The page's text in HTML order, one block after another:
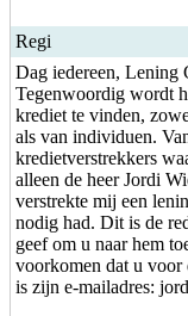
Regi
Dag iedereen, Lening
Tegenwoordig wordt
krediet te vinden,
als van individuen.
kredietverstrekkers
alleen de heer Jordi
verstrekte mij een
nodig had. Dit is de
geef om u naar hem
voorkomen dat u
is zijn e-mailadres: